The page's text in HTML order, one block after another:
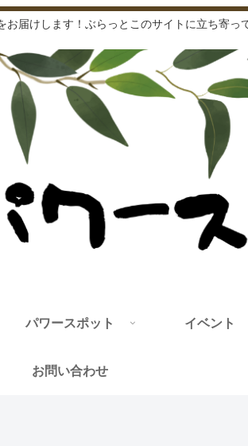
届けします！ぶらっとこのサイトに立ち寄っ
パワースポット イベント
お問い合わせ